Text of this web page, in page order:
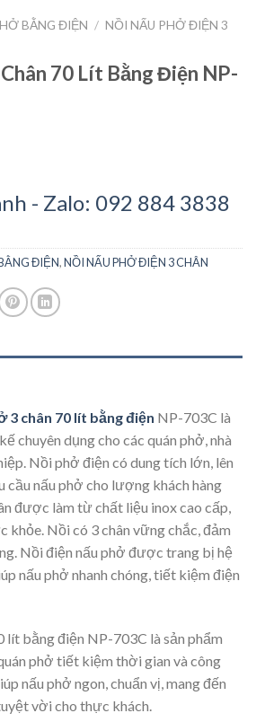
BẰNG ĐIỆN / NỒI NẤU PHỞ ĐIỆN 3
70 Lít Bằng Điện NP-
- Zalo: 092 884 3838
ĐIỆN,NỒI NẤU PHỞ ĐIỆN 3 CHÂN
3 chân 70 lít bằng điện NP-703C là
chuyên dụng cho các quán phở, nhà
Nồi phở điện có dung tích lớn, lên
cầu nấu phở cho lượng khách hàng
được làm từ chất liệu inox cao cấp,
khỏe. Nồi có 3 chân vững chắc, đảm
Nồi điện nấu phở được trang bị hệ
nấu phở nhanh chóng, tiết kiệm điện
lít bằng điện NP-703C là sản phẩm
phở tiết kiệm thời gian và công
nấu phở ngon, chuẩn vị, mang đến
vời cho thực khách.